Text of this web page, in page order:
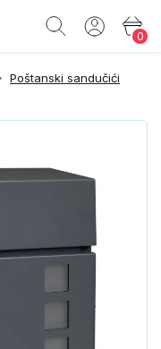
0
Poštanski sandučići